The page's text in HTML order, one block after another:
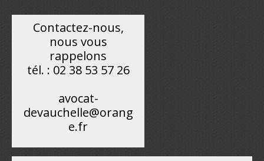
Contactez-nous,
nous vous
rappelons
tél. : 02 38 53 57 26
avocat-
devauchelle@orang
e.fr